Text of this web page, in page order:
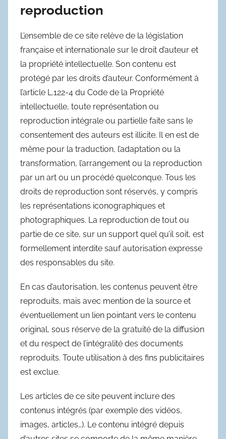
reproduction
L’ensemble de ce site relève de la législation
française et internationale sur le droit d’auteur et
la propriété intellectuelle. Son contenu est
protégé par les droits d’auteur. Conformément à
l’article L.122-4 du Code de la Propriété
intellectuelle, toute représentation ou
reproduction intégrale ou partielle faite sans le
consentement des auteurs est illicite. Il en est de
même pour la traduction, l’adaptation ou la
transformation, l’arrangement ou la reproduction
par un art ou un procédé quelconque. Tous les
droits de reproduction sont réservés, y compris
les représentations iconographiques et
photographiques. La reproduction de tout ou
partie de ce site, sur un support quel qu’il soit, est
formellement interdite sauf autorisation expresse
des responsables du site.
En cas d’autorisation, les contenus peuvent être
reproduits, mais avec mention de la source et
éventuellement un lien pointant vers le contenu
original, sous réserve de la gratuité de la diffusion
et du respect de l’intégralité des documents
reproduits. Toute utilisation à des fins publicitaires
est exclue.
Les articles de ce site peuvent inclure des
contenus intégrés (par exemple des vidéos,
images, articles…). Le contenu intégré depuis